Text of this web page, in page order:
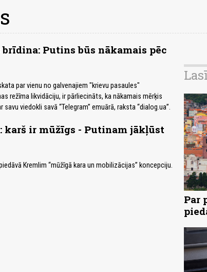
Putins būs nākamais pēc
par vienu no galvenajiem "krievu pasaules"
režīma likvidāciju, ir pārliecināts, ka nākamais mērķis
savu viedokli savā “Telegram” emuārā, raksta “dialog.ua”.
karš ir mūžīgs - Putinam jākļūst
Kremlim “mūžīgā kara un mobilizācijas” koncepciju.
Par